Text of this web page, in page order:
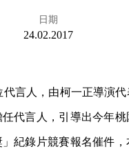
日期
24.02.2017
言人，由柯一正導演
代言人，引導出今年
紀錄片競賽報名催件